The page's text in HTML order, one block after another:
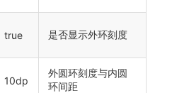
true 是否显示外环刻度
10dp
外圆环刻度与内圆
环间距